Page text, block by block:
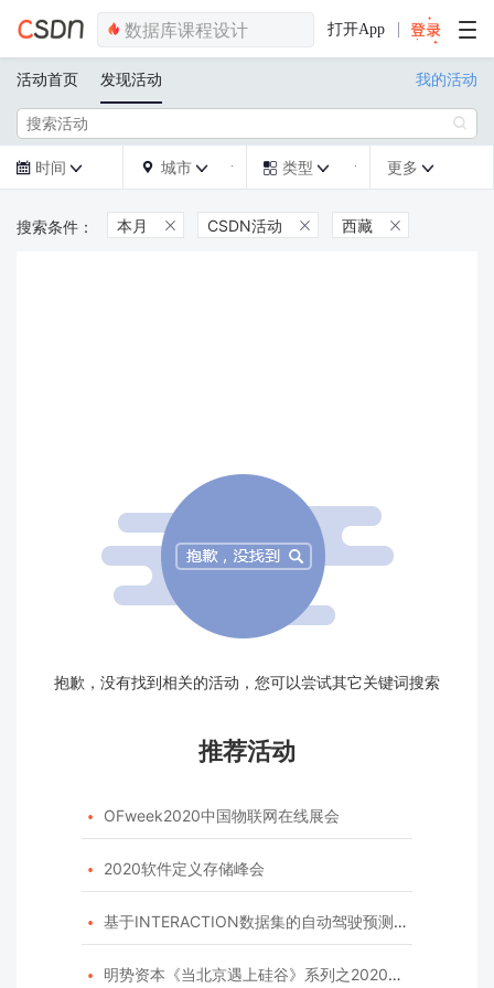
打开App
活动首页 发现活动 我的活动

 时间   城市   类型  更多 
本月  CSDN活动  西藏 
抱歉，没有找到相关的活动，您可以尝试其它关键词搜索
推荐活动
 OFweek2020中国物联网在线展会
 2020软件定义存储峰会
 基于INTERACTION数据集的自动驾驶预测模型挑战赛
 明势资本《当北京遇上硅谷》系列之2020年度开源峰会